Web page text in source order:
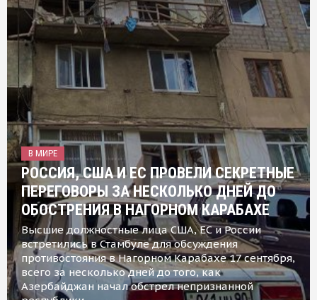
В МИРЕ
РОССИЯ, США И ЕС ПРОВЕЛИ СЕКРЕТНЫЕ
ПЕРЕГОВОРЫ ЗА НЕСКОЛЬКО ДНЕЙ ДО
ОБОСТРЕНИЯ В НАГОРНОМ КАРАБАХЕ
Высшие должностные лица США, ЕС и России
встретились в Стамбуле для обсуждения
противостояния в Нагорном Карабахе 17 сентября,
всего за несколько дней до того, как
Азербайджан начал обстрел непризнанной